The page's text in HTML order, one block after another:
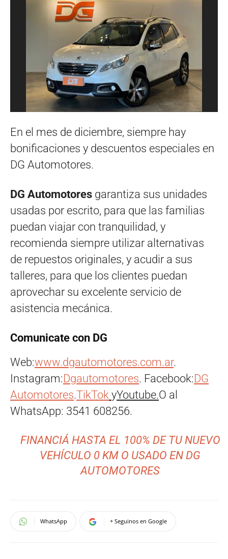
En el mes de diciembre, siempre hay
bonificaciones y descuentos especiales en
DG Automotores.
DG Automotores garantiza sus unidades
usadas por escrito, para que las familias
puedan viajar con tranquilidad, y
recomienda siempre utilizar alternativas
de repuestos originales, y acudir a sus
talleres, para que los clientes puedan
aprovechar su excelente servicio de
asistencia mecánica.
Comunicate con DG
Web:www.dgautomotores.com.ar.
Instagram:Dgautomotores. Facebook:DG
Automotores.TikTok yYoutube.O al
WhatsApp: 3541 608256.
FINANCIÁ HASTA EL 100% DE TU NUEVO
VEHÍCULO 0 KM O USADO EN DG
AUTOMOTORES
WhatsApp + Seguinos en Google